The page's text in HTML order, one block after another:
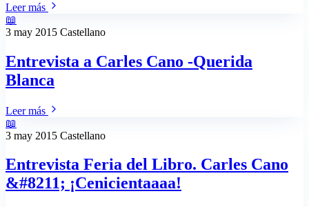
Leer más
📖
3 may 2015 Castellano
Entrevista a Carles Cano -Querida
Blanca
Leer más
📖
3 may 2015 Castellano
Entrevista Feria del Libro. Carles Cano
&#8211; ¡Cenicientaaaa!